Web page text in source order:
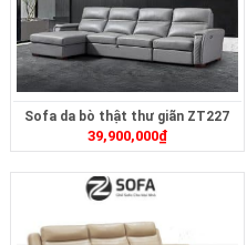
Sofa da bò thật thư giãn ZT227
39,900,000₫